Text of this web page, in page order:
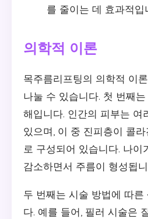
를 줄이는 데 효과적입
의학적 이론
목주름리프팅의 의학적 이
나눌 수 있습니다. 첫 번째
해입니다. 인간의 피부는 여
있으며, 이 중 진피층이 콜
로 구성되어 있습니다. 나이
감소하면서 주름이 형성됩
두 번째는 시술 방법에 따른
다. 예를 들어, 필러 시술은